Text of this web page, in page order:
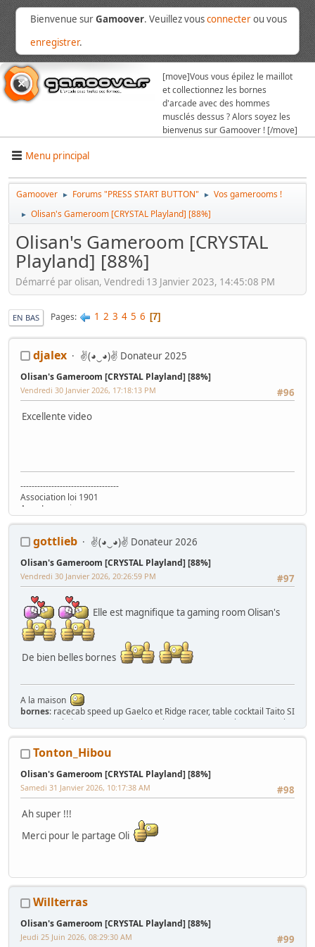
Bienvenue surGamoover. Veuillez vousconnecterou vous
enregistrer.
[move]Vous vous épilez le maillot
et collectionnez les bornes
d'arcade avec des hommes
musclés dessus ? Alors soyez les
bienvenus sur Gamoover ! [/move]
Menu principal
Gamoover ► Forums "PRESS START BUTTON" ► Vos gamerooms !
► Olisan's Gameroom [CRYSTAL Playland] [88%]
Olisan's Gameroom [CRYSTAL
Playland] [88%]
Démarré par olisan, Vendredi 13 Janvier 2023, 14:45:08 PM
EN BAS Pages 1 2 3 4 5 6 7
djalex ✌(◕‿◕)✌ Donateur 2025
Olisan's Gameroom [CRYSTAL Playland] [88%]
#96
Vendredi 30 Janvier 2026, 17:18:13 PM
Excellente video
-----------------------------------
Association loi 1901
Asso Lyonnaise
www.ARCADEINTHEBOX.com
gottlieb ✌(◕‿◕)✌ Donateur 2026
Olisan's Gameroom [CRYSTAL Playland] [88%]
#97
Vendredi 30 Janvier 2026, 20:26:59 PM
Elle est magnifique ta gaming room Olisan's
De bien belles bornes
A la maison
bornes: racecab speed up Gaelco et Ridge racer, table cocktail Taito SI
part II ,cockpit Sega
Space tactics
, 1 borne Karateco, 3 bornes Jeutel,
tactile megatouch , Naomi 1, Naomi 2, title fight sega, Time crisis 2 et
flipper: silver slugger, pin bot,
and fire
Billard : superleague diplomat
dart: Lowen royaldarts ...
Pashislot: Hokuto no ken
Jukeboxjupiter mirage 120 et Atari Hit Parade 144
babyfoot Roberto sport
Tonton_Hibou
Olisan's Gameroom [CRYSTAL Playland] [88%]
#98
Samedi 31 Janvier 2026, 10:17:38 AM
Ah super !!!
Merci pour le partage Oli
Willterras
Olisan's Gameroom [CRYSTAL Playland] [88%]
#99
Jeudi 25 Juin 2026, 08:29:30 AM